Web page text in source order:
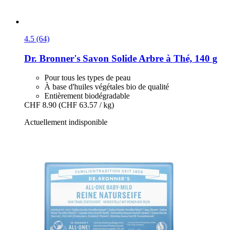
4.5 (64)
Dr. Bronner's Savon Solide Arbre à Thé, 140 g
Pour tous les types de peau
À base d'huiles végétales bio de qualité
Entièrement biodégradable
CHF 8.90 (CHF 63.57 / kg)
Actuellement indisponible